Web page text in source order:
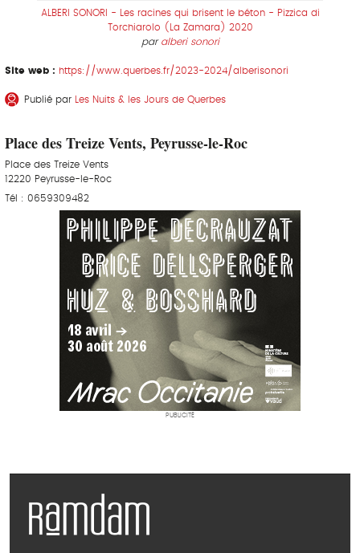
ALBERI SONORI - Les racines qui brisent le béton - Pizzica di
Torchiarolo (La Zamara) 2020
par alberi sonori
Site web : https://www.querbes.fr/2023-2024/alberisonori
Publié par Les Nuits & les Jours de Querbes
Place des Treize Vents, Peyrusse-le-Roc
Place des Treize Vents
12220 Peyrusse-le-Roc
Tél : 0659309482
PUBLICITÉ